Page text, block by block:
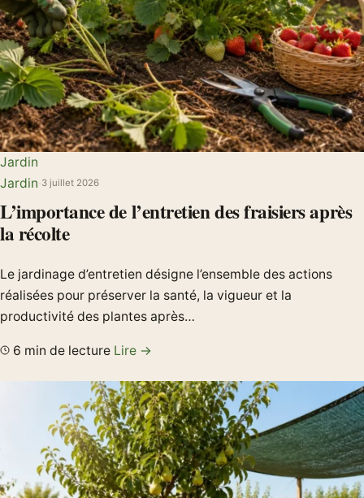
Jardin
Jardin 3 juillet 2026
L’importance de l’entretien des fraisiers après
la récolte
Le jardinage d’entretien désigne l’ensemble des actions
réalisées pour préserver la santé, la vigueur et la
productivité des plantes après…
6 min de lecture Lire →